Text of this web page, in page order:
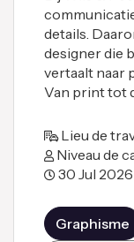
details.
designer die
vertaalt naar
Van print tot
Lieu de
Niveau de
30 Jul 2026
Graphisme